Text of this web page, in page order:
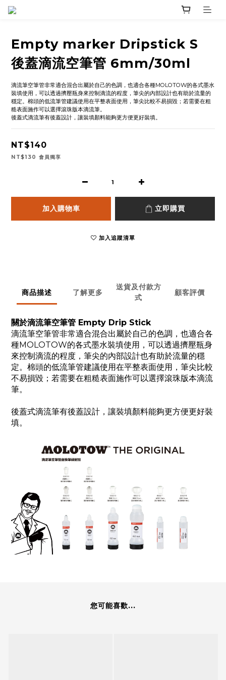
Empty marker Dripstick S
後蓋滴流空筆管 6mm/30ml
滴流筆空筆管非常適合混合出屬於自己的色調，也適合各種MOLOTOW的各式墨水
裝填使用，可以透過擠壓瓶身來控制滴流的程度，筆尖的內部設計也有助於流量的
穩定。棉頭的低流筆管建議使用在平整表面使用，筆尖比較不易損毀；若需要在粗
糙表面施作可以選擇滾珠版本滴流筆。
後蓋式滴流筆有後蓋設計，讓裝填顏料能夠更方便更好裝填。
NT$140
NT$130 會員獨享
加入購物車 立即購買
加入追蹤清單
商品描述 了解更多
送貨及付款方
式
顧客評價
關於滴流筆空筆管 Empty Drip Stick
滴流筆空筆管非常適合混合出屬於自己的色調，也適合各
種MOLOTOW的各式墨水裝填使用，可以透過擠壓瓶身
來控制滴流的程度，筆尖的內部設計也有助於流量的穩
定。棉頭的低流筆管建議使用在平整表面使用，筆尖比較
不易損毀；若需要在粗糙表面施作可以選擇滾珠版本滴流
筆。
後蓋式滴流筆有後蓋設計，讓裝填顏料能夠更方便更好裝
填。
您可能喜歡...